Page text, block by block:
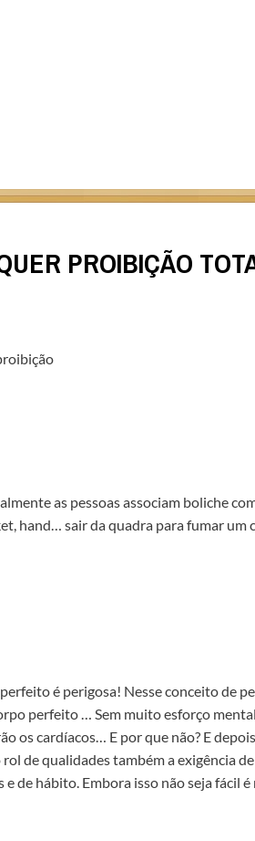
PROIBIÇÃO
as pessoas associam boliche
hand… sair da quadra para fumar
é perigosa! Nesse conceito de
perfeito … Sem muito esforço
os cardíacos… E por que não? E
de qualidades também a exigência
de hábito. Embora isso não seja fácil